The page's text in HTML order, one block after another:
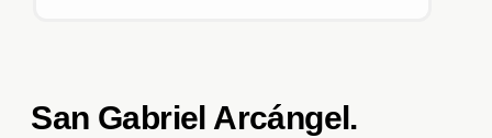
San Gabriel Arcángel.